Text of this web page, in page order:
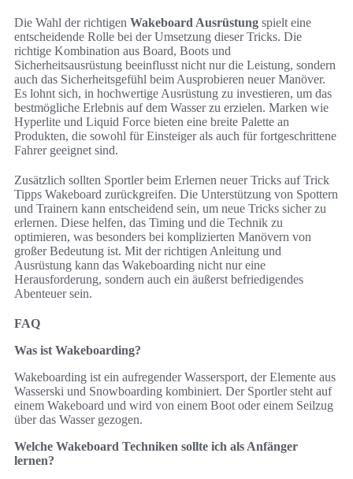
Die Wahl der richtigen Wakeboard Ausrüstung spielt eine
entscheidende Rolle bei der Umsetzung dieser Tricks. Die
richtige Kombination aus Board, Boots und
Sicherheitsausrüstung beeinflusst nicht nur die Leistung, sondern
auch das Sicherheitsgefühl beim Ausprobieren neuer Manöver.
Es lohnt sich, in hochwertige Ausrüstung zu investieren, um das
bestmögliche Erlebnis auf dem Wasser zu erzielen. Marken wie
Hyperlite und Liquid Force bieten eine breite Palette an
Produkten, die sowohl für Einsteiger als auch für fortgeschrittene
Fahrer geeignet sind.
Zusätzlich sollten Sportler beim Erlernen neuer Tricks auf Trick
Tipps Wakeboard zurückgreifen. Die Unterstützung von Spottern
und Trainern kann entscheidend sein, um neue Tricks sicher zu
erlernen. Diese helfen, das Timing und die Technik zu
optimieren, was besonders bei komplizierten Manövern von
großer Bedeutung ist. Mit der richtigen Anleitung und
Ausrüstung kann das Wakeboarding nicht nur eine
Herausforderung, sondern auch ein äußerst befriedigendes
Abenteuer sein.
FAQ
Was ist Wakeboarding?
Wakeboarding ist ein aufregender Wassersport, der Elemente aus
Wasserski und Snowboarding kombiniert. Der Sportler steht auf
einem Wakeboard und wird von einem Boot oder einem Seilzug
über das Wasser gezogen.
Welche Wakeboard Techniken sollte ich als Anfänger
lernen?